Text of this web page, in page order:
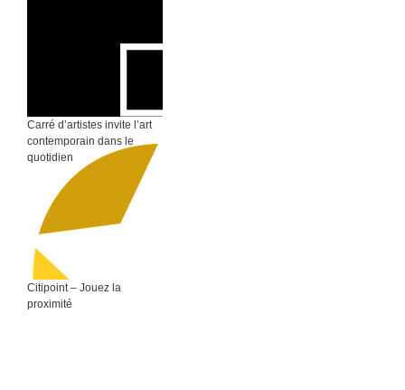
Carré d’artistes invite l’art
contemporain dans le
quotidien
Citipoint – Jouez la
proximité